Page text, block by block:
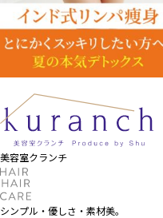
美容室クランチ
シンプル・優しさ・素材美。